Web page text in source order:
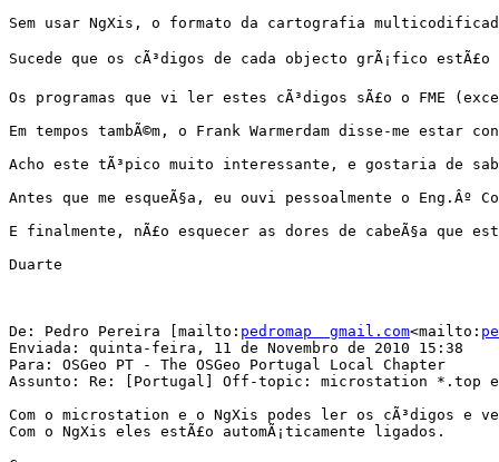
Sem usar NgXis, o formato da cartografia
Sucede que os cÃ³digos de cada objecto grÃ¡fico
Os programas que vi ler estes cÃ³digos sÃ£o o FME
Em tempos tambÃ©m, o Frank Warmerdam disse-me
Acho este tÃ³pico muito interessante, e gostaria de
Antes que me esqueÃ§a, eu ouvi pessoalmente o
E finalmente, nÃ£o esquecer as dores de cabeÃ§a que
Duarte
De: Pedro Pereira [mailto: pedromap  gmail.com<mailto:
Enviada: quinta-feira, 11 de Novembro de 2010 15:38
Para: OSGeo PT - The OSGeo Portugal Local Chapter
Assunto: Re: [Portugal] Off-topic: microstation *.top
Com o microstation e o NgXis podes ler os cÃ³digos e
Com o NgXis eles estÃ£o automÃ¡ticamente ligados.